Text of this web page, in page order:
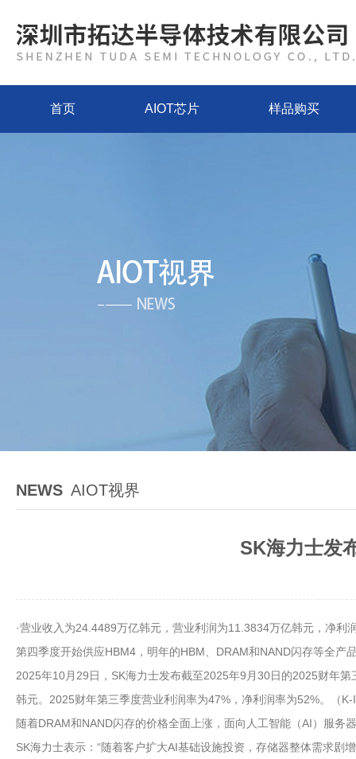
首页 AIOT芯片 样品购买
NEWS AIOT视界
SK海力士发
·营业收入为24.4489万亿韩元，营业利润为11.3834万亿韩元，净
第四季度开始供应HBM4，明年的HBM、DRAM和NAND闪存等全产
2025年10月29日，SK海力士发布截至2025年9月30日的2025财年
韩元。2025财年第三季度营业利润率为47%，净利润率为52%。（
随着DRAM和NAND闪存的价格全面上涨，面向人工智能（AI）服
SK海力士表示：“随着客户扩大AI基础设施投资，存储器整体需求